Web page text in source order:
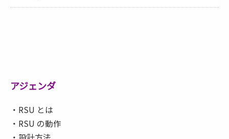
アジェンダ
・RSU とは
・RSU の動作